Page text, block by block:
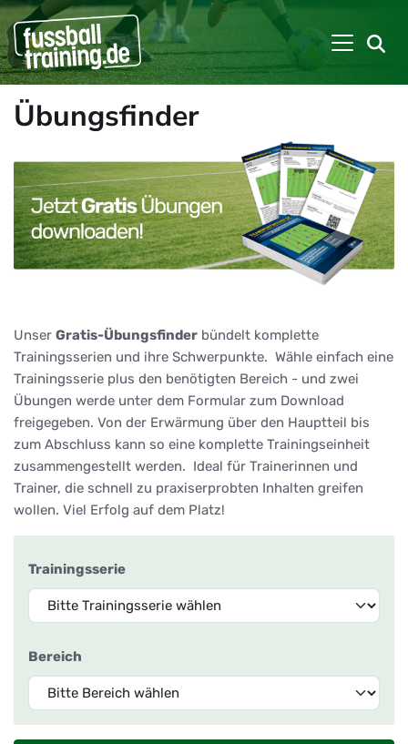
Übungsfinder
Unser Gratis-Übungsfinder bündelt komplette
Trainingsserien und ihre Schwerpunkte. Wähle einfach eine
Trainingsserie plus den benötigten Bereich - und zwei
Übungen werde unter dem Formular zum Download
freigegeben. Von der Erwärmung über den Hauptteil bis
zum Abschluss kann so eine komplette Trainingseinheit
zusammengestellt werden. Ideal für Trainerinnen und
Trainer, die schnell zu praxiserprobten Inhalten greifen
wollen. Viel Erfolg auf dem Platz!
Trainingsserie
Bereich